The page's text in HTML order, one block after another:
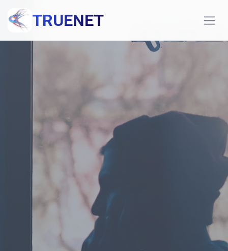
TRUENET